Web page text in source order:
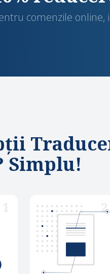
comenzile
Simplu!
1 2